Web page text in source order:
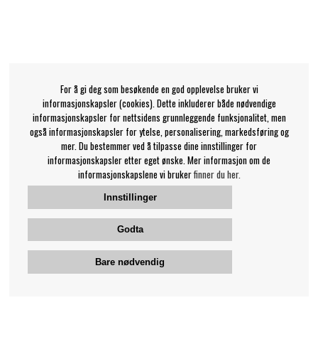
For å gi deg som besøkende en god opplevelse bruker vi
informasjonskapsler (cookies). Dette inkluderer både nødvendige
informasjonskapsler for nettsidens grunnleggende funksjonalitet, men
også informasjonskapsler for ytelse, personalisering, markedsføring og
mer. Du bestemmer ved å tilpasse dine innstillinger for
informasjonskapsler etter eget ønske. Mer informasjon om de
informasjonskapslene vi brukerfinner du her.
Innstillinger
Godta
Bare nødvendig